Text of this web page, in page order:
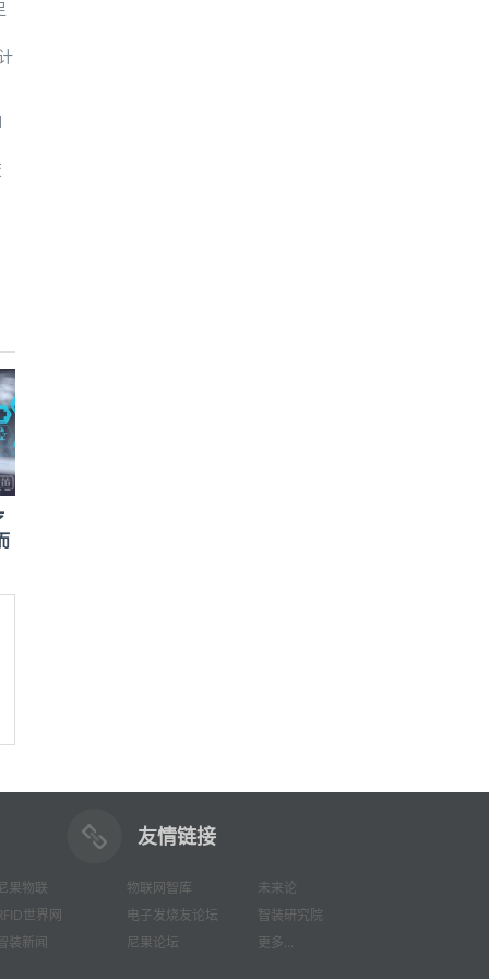
友情链接
果物联 物联网智库
未来论
世界网
电子发烧友论坛
智装研究院
装新闻
尼果论坛 更多...